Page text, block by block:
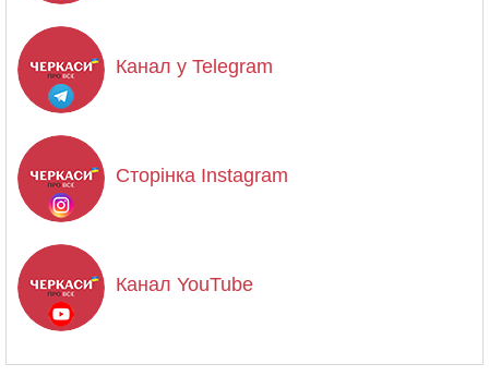
Канал у Telegram
Сторінка Instagram
Канал YouTube